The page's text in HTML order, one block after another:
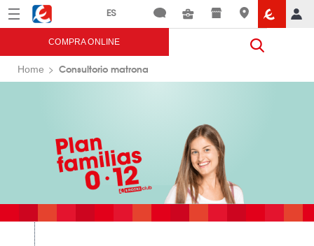
Menú Eroski
COMPRA ONLINE
Home Consultorio matrona